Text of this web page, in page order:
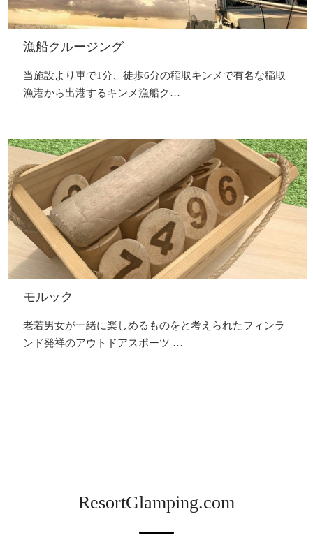
漁船クルージング
当施設より車で1分、徒歩6分の稲取キンメで有名な稲取
漁港から出港するキンメ漁船ク…
モルック
老若男女が一緒に楽しめるものをと考えられたフィンラ
ンド発祥のアウトドアスポーツ …
ResortGlamping.com